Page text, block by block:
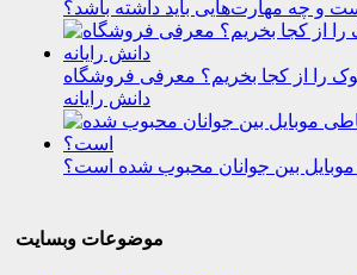
و چه مهارت‌هایی باید داشته باشد؟
را از کجا بخریم؟ معرفی فروشگاه
دانش رایانه
بین جوانان محبوب شده است؟
موضوعات وبسایت